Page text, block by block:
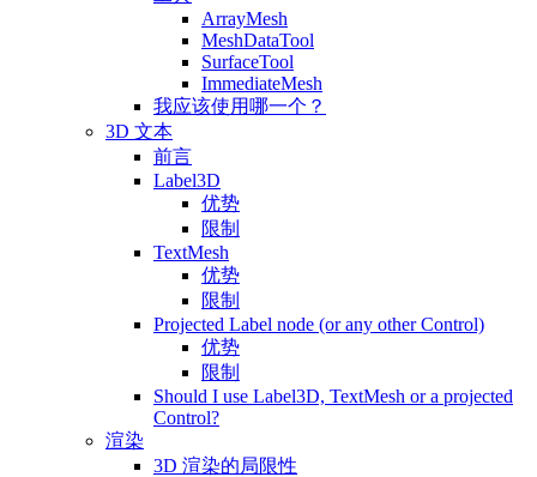
ArrayMesh
MeshDataTool
SurfaceTool
ImmediateMesh
我应该使用哪一个？
3D 文本
前言
Label3D
优势
限制
TextMesh
优势
限制
Projected Label node (or any other Control)
优势
限制
Should I use Label3D, TextMesh or a projected
Control?
渲染
3D 渲染的局限性